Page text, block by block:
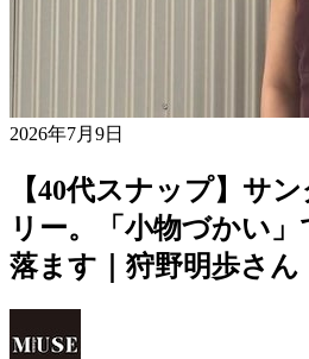
2026年7月9日
【40代スナップ】サ
リー。「小物づかい
落ます｜狩野明歩さん